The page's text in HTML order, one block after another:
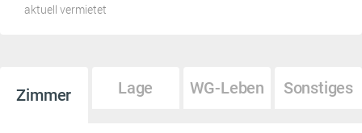
aktuell vermietet
Zimmer Lage WG-Leben Sonstiges